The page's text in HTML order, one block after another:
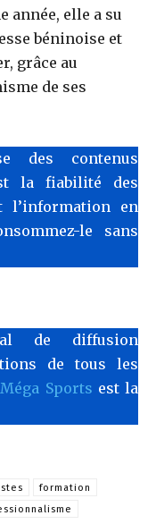
année, elle a su
béninoise et
grâce au
de ses
des contenus
la fiabilité des
l’information en
le sans
de diffusion
de tous les
Méga Sports est la
formation